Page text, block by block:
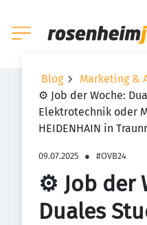
Blog
Marketing &
⚙️ Job der Woche:
Elektrotechnik oder
HEIDENHAIN in
09.07.2025 ● #OVB24
⚙️ Job der
Duales